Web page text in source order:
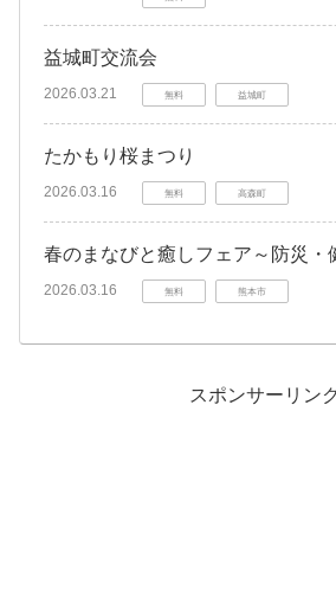
益城町交流会
2026.03.21 無料 益城町
たかもり桜まつり
2026.03.16 無料 高森町
春のまなびと癒しフェア～防災・
2026.03.16 無料 熊本市
スポンサーリンク